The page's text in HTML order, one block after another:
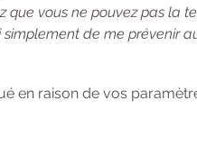
que vous ne pouvez pas la
simplement de me prévenir
en raison de vos